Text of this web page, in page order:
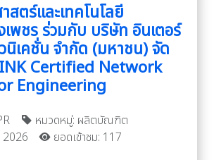
สตร์และเทคโนโลยี
พชร ร่วมกับ บริษัท อินเตอร์
เคชั่น จำกัด (มหาชน) จัด
Certified Network
Engineering
หมวดหมู่: ผลิตบัณฑิต
2026
ยอดเข้าชม: 117